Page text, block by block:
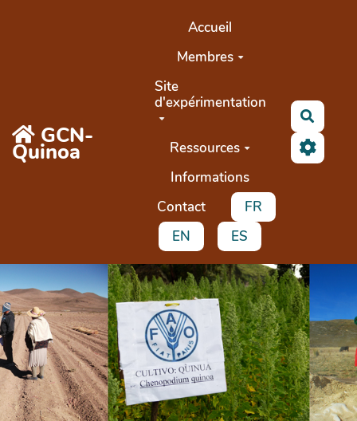
GCN-
Quinoa
Accueil
Membres
Site
d'expérimentation
Ressources
Informations
Contact
FR
EN
ES